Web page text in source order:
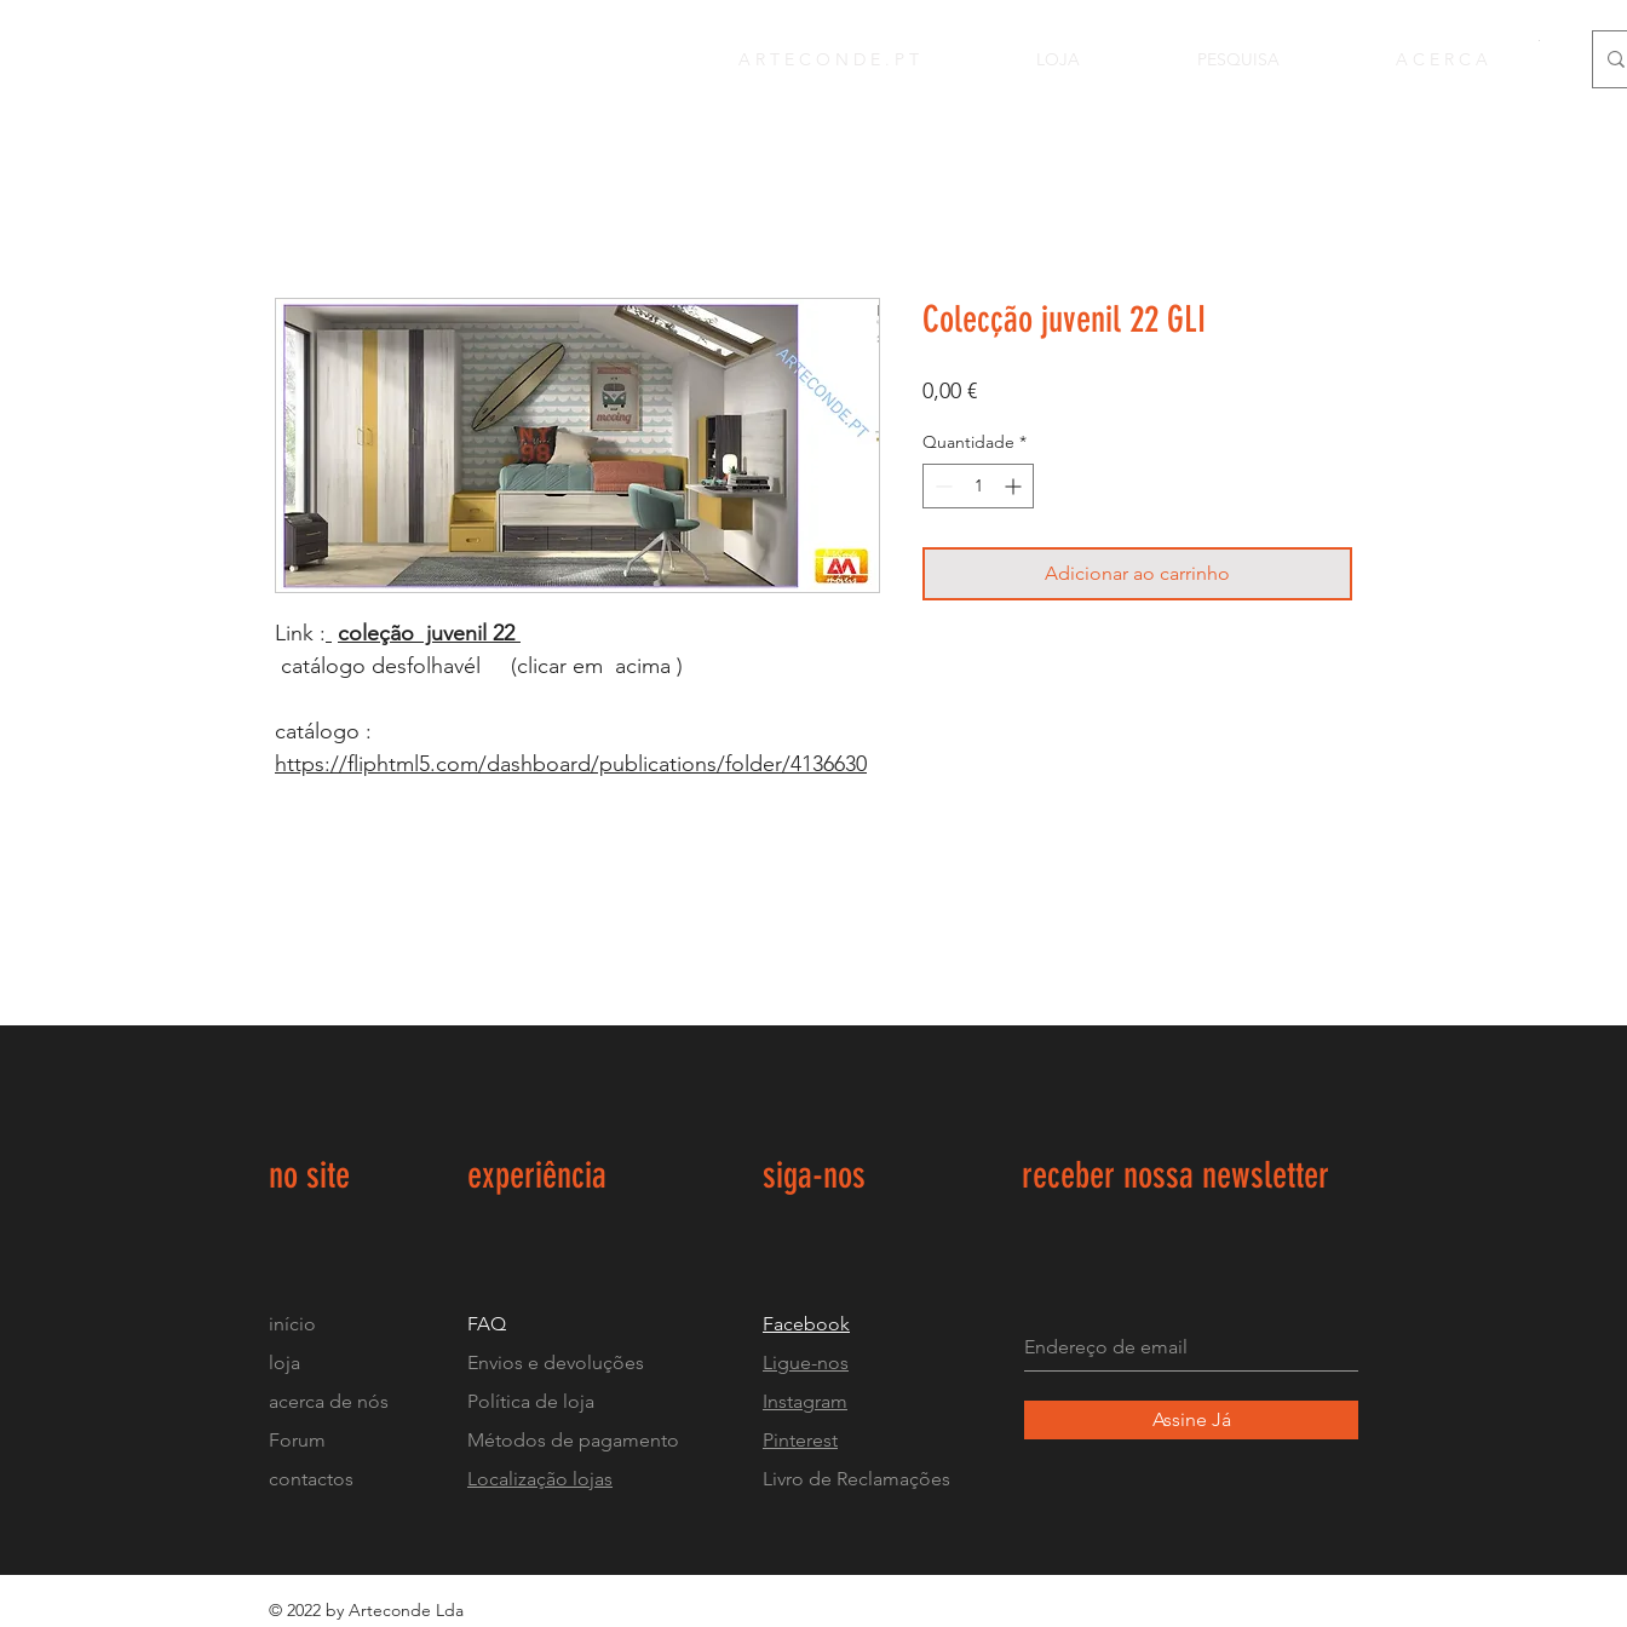
A R T E C O N D E . P T PESQUISA A C E R C A
Link : coleção juvenil 22
catálogo desfolhavél (clicar em acima )
catálogo :
https://fliphtml5.com/dashboard/publications/folder/4136630
Colecção juvenil 22 GLI
0,00 €Preço
Quantidade *
Adicionar ao carrinho
no site experiência siga-nos receber nossa newsletter
início
loja
acerca de nós
Forum
contactos
FAQ
Envios e devoluções
Política de loja
Métodos de pagamento
Localização lojas
Facebook
Ligue-nos
Instagram
Pinterest
Livro de Reclamações
Assine Já
© 2022 by Arteconde Lda